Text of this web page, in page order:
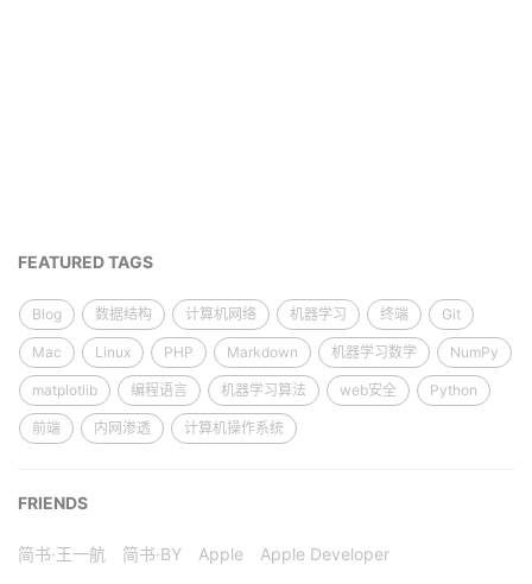
FEATURED TAGS
Blog 数据结构 计算机网络 机器学习 终端 Git
Mac Linux PHP Markdown 机器学习数学 NumPy
matplotlib 编程语言 机器学习算法 web安全 Python
前端 内网渗透 计算机操作系统
FRIENDS
简书·王一航 简书·BY Apple Apple Developer